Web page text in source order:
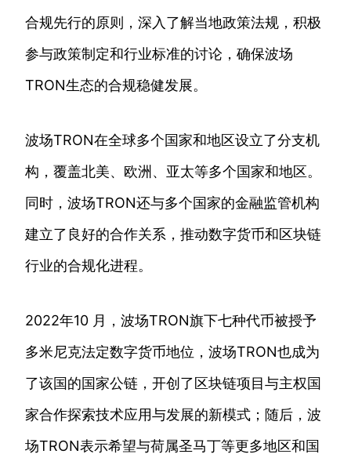
合规先行的原则，深入了解当地政策法规，积极
参与政策制定和行业标准的讨论，确保波场
TRON生态的合规稳健发展。
波场TRON在全球多个国家和地区设立了分支机
构，覆盖北美、欧洲、亚太等多个国家和地区。
同时，波场TRON还与多个国家的金融监管机构
建立了良好的合作关系，推动数字货币和区块链
行业的合规化进程。
2022年10 月，波场TRON旗下七种代币被授予
多米尼克法定数字货币地位，波场TRON也成为
了该国的国家公链，开创了区块链项目与主权国
家合作探索技术应用与发展的新模式；随后，波
场TRON表示希望与荷属圣马丁等更多地区和国